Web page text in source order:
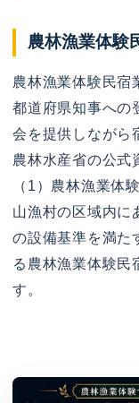
農林漁業体験
農林漁業体験民宿
都道府県知事への
会を提供しながら
農林水産省の公式
（1）農林漁業体
山漁村の区域内に
の設備基準を満た
る農林漁業体験民
す。